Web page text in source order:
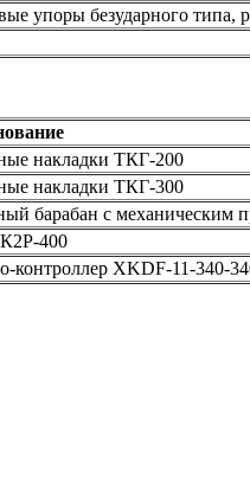
упоры безударного типа,
накладки ТКГ-200
накладки ТКГ-300
барабан с механическим
400
контроллер XKDF-11-340-